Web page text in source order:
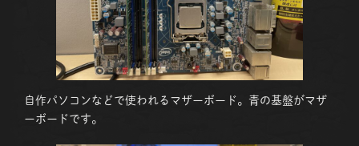
自作パソコンなどで使われるマザーボード。青の基盤がマザ
ーボードです。